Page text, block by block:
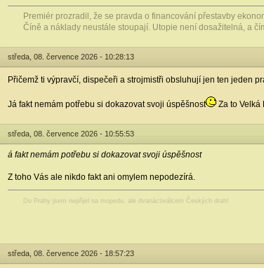
Premiér prozradil, že se pravda o financování přestavby
Číně a náklady neustále stoupají. Utopie není dosažitelná, a
středa, 08. července 2026 - 10:28:13
Přičemž ti výpravčí, dispečeři a strojmistři obsluhují jen ten jeden
Já fakt nemám potřebu si dokazovat svoji úspěšnost Za to Velká
středa, 08. července 2026 - 10:55:53
á fakt nemám potřebu si dokazovat svoji úspěšnost
Z toho Vás ale nikdo fakt ani omylem nepodezírá.
Do Prahy jsem nepřijel na mopedu, ale dvanáctiválcem Českých drah!
středa, 08. července 2026 - 18:57:23